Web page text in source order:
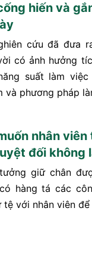
hiến và
cứu đã đưa
có ảnh hưởng
suất làm
và phương pháp
nhân
đối không
giữ chân
hàng tá các
tệ với nhân viên